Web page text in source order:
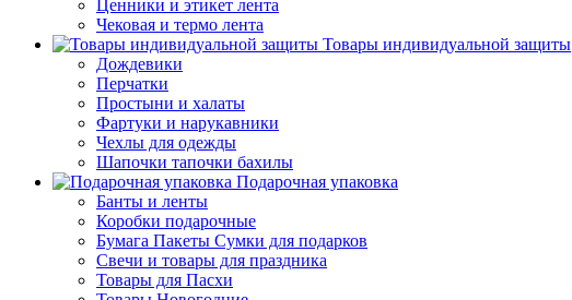
Ценники и этикет лента
Чековая и термо лента
Товары индивидуальной защиты
Дождевики
Перчатки
Простыни и халаты
Фартуки и нарукавники
Чехлы для одежды
Шапочки тапочки бахилы
Подарочная упаковка
Банты и ленты
Коробки подарочные
Бумага Пакеты Сумки для подарков
Свечи и товары для праздника
Товары для Пасхи